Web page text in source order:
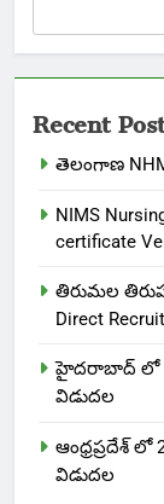
Recent
తెలంగాణ
NIMS
certificate
తిరుమల
Direct
హైదరాబాద్ లో
విడుదల
ఆంధ్రప్రదేశ్ లో
విడుదల